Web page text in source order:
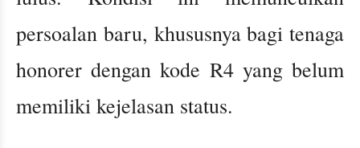
persoalan baru, khususnya bagi tenaga
honorer dengan kode R4 yang belum
memiliki kejelasan status.